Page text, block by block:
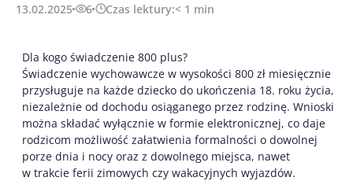
13.02.2025 6 Czas lektury:< 1 min
Dla kogo świadczenie 800 plus?
Świadczenie wychowawcze w wysokości 800 zł miesięcznie
przysługuje na każde dziecko do ukończenia 18. roku życia,
niezależnie od dochodu osiąganego przez rodzinę. Wnioski
można składać wyłącznie w formie elektronicznej, co daje
rodzicom możliwość załatwienia formalności o dowolnej
porze dnia i nocy oraz z dowolnego miejsca, nawet
w trakcie ferii zimowych czy wakacyjnych wyjazdów.